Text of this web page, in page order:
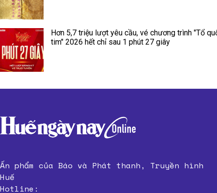
Hơn 5,7 triệu lượt yêu cầu, vé chương trình "Tổ
tim" 2026 hết chỉ sau 1 phút 27 giây
Ấn phẩm của Báo và Phát thanh, Truyền hình
Huế
Hotline: